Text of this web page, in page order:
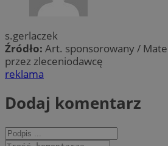
s.gerlaczek
Źródło: Art. sponsorowany /
przez zleceniodawcę
reklama
Dodaj komentarz